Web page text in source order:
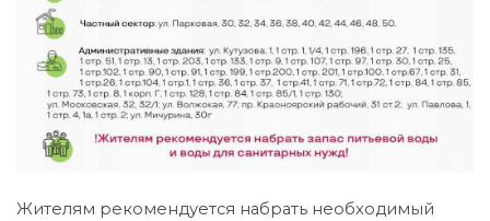
Жителям рекомендуется набрать необходимый